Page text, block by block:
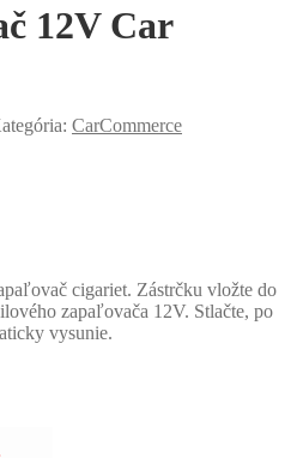
12V Car
CarCommerce
cigariet. Zástrčku vložte do
zapaľovača 12V. Stlačte, po
vysunie.